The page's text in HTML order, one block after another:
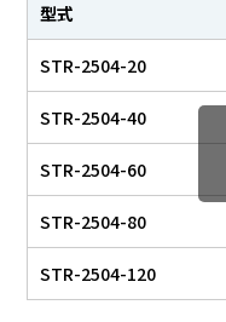
型式
STR-2504-20
STR-2504-40
STR-2504-60
STR-2504-80
STR-2504-120